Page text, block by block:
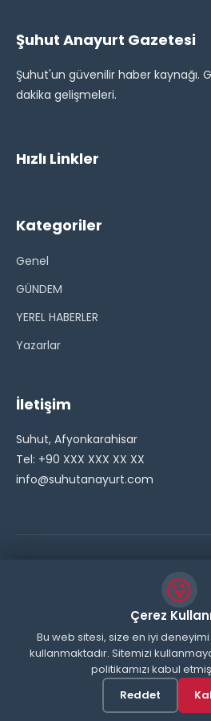
Şuhut Anayurt Gazetesi
Şuhut'un güvenilir haber kaynağı.
dakika gelişmeleri.
Hızlı Linkler
Kategoriler
Genel
GÜNDEM
YEREL HABERLER
Yazarlar
İletişim
Suhut, Afyonkarahisar
Tel: +90 XXX XXX XX XX
info@suhutanayurt.com
Çerez
Bu web sitesi, size en iyi
kullanmaktadır. Sitemizi
politikamızı kabul
Reddet
// Side Widget Resim Fix (Dosya
inline ekliyoruz) function
echo ''; } add_action('wp_head',
'suhut_widget_image_fix'); //
header'ı engelle function